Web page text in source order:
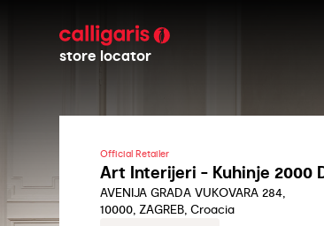
store locator
Official Retailer
Art Interijeri - Kuhinje 2000
AVENIJA GRADA VUKOVARA 284,
10000, ZAGREB, Croacia